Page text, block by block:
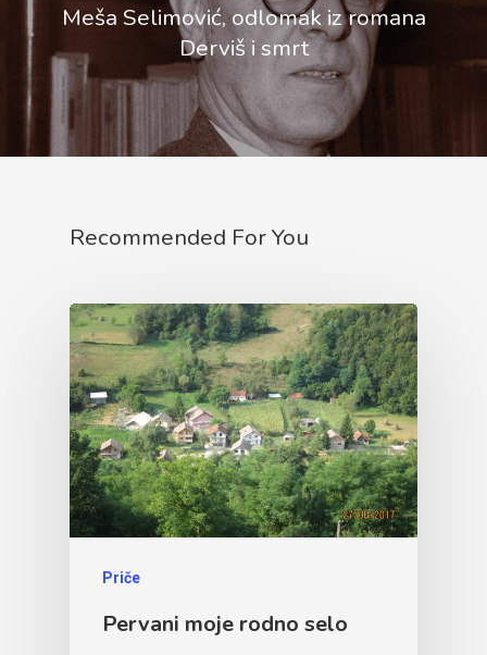
Meša Selimović, odlomak iz romana
Derviš i smrt
Recommended For You
Priče
Pervani moje rodno selo